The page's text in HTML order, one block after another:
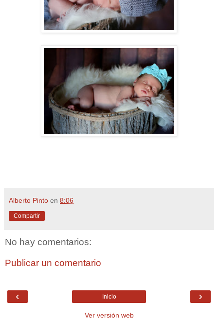
Alberto Pinto en 8:06
Compartir
No hay comentarios:
Publicar un comentario
‹ ›
Inicio
Ver versión web